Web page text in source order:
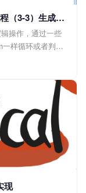
Python Web开发基于flask的博客系统教程（3-3）生成链接与调用静态文件
操作，通过一些
样循环或者判断
一起来看看吧。
用装饰器装饰...
现